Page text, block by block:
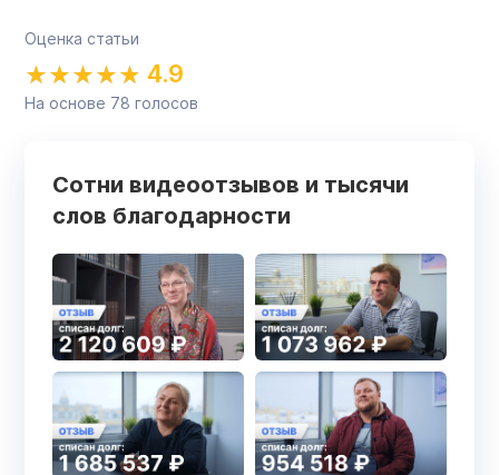
Оценка статьи
4.9
На основе 78 голосов
Сотни видеоотзывов и тысячи
слов благодарности